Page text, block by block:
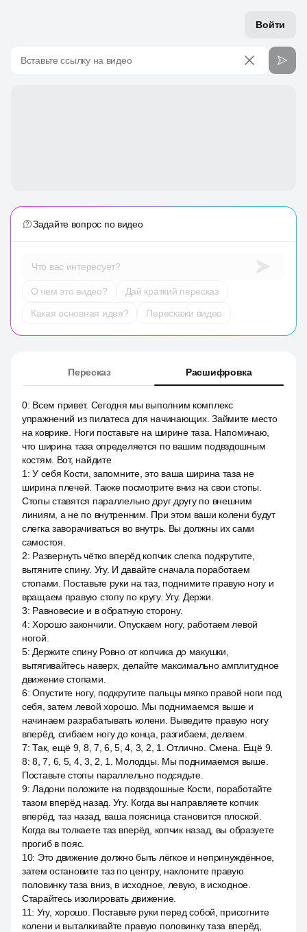
Войти
Вставьте ссылку на видео
Задайте вопрос по видео
Что вас интересует?
О чем это видео?
Дай краткий пересказ
Какая основная идея?
Перескажи видео
Пересказ Расшифровка
0: Всем привет. Сегодня мы выполним комплекс
упражнений из пилатеса для начинающих. Займите место
на коврике. Ноги поставьте на ширине таза. Напоминаю,
что ширина таза определяется по вашим подвздошным
костям. Вот, найдите
1 :У себя Кости, запомните, это ваша ширина таза не
ширина плечей. Также посмотрите вниз на свои стопы.
Стопы ставятся параллельно друг другу по внешним
линиям, а не по внутренним. При этом ваши колени будут
слегка заворачиваться во внутрь. Вы должны их сами
самостоя.
2: Развернуть чётко вперёд копчик слегка подкрутите,
вытяните спину. Угу. И давайте сначала поработаем
стопами. Поставьте руки на таз, поднимите правую ногу и
вращаем правую стопу по кругу. Угу. Держи.
3: Равновесие и в обратную сторону.
4:Хорошо закончили. Опускаем ногу, работаем левой
ногой.
5: Держите спину Ровно от копчика до макушки,
вытягивайтесь наверх, делайте максимально амплитудное
движение стопами.
6:Опустите ногу, подкрутите пальцы мягко правой ноги под
себя, затем левой хорошо. Мы поднимаемся выше и
начинаем разрабатывать колени. Выведите правую ногу
вперёд, сгибаем ногу до конца, разгибаем, делаем.
7:Так, ещё 9, 8, 7, 6, 5, 4, 3, 2, 1. Отлично. Смена. Ещё 9.
8:8, 7, 6, 5, 4, 3, 2, 1. Молодцы. Мы поднимаемся выше.
Поставьте стопы параллельно подсядьте.
9:Ладони положите на подвздошные Кости, поработайте
тазом вперёд назад. Угу. Когда вы направляете копчик
вперёд, таз назад, ваша поясница становится плоской.
Когда вы толкаете таз вперёд, копчик назад, вы образуете
прогиб в пояс.
10: Это движение должно быть лёгкое и непринуждённое,
затем остановите таз по центру, наклоните правую
половинку таза вниз, в исходное, левую, в исходное.
Старайтесь изолировать движение.
11: Угу, хорошо. Поставьте руки перед собой, присогните
колени и выталкивайте правую половинку таза вперёд,